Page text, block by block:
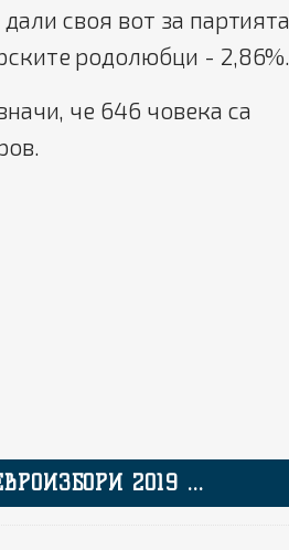
своя вот за партията
родолюбци - 2,86%.
че 646 човека са
2019 ...